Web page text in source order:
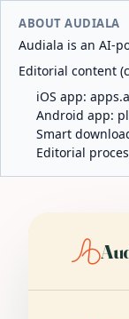
ABOUT AUDIALA
Audiala is an AI-
Editorial content
iOS app:
Android app:
Smart
Editorial